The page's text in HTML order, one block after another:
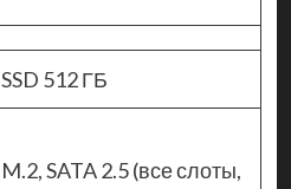
SSD 512 ГБ
M.2, SATA 2.5 (все слоты,